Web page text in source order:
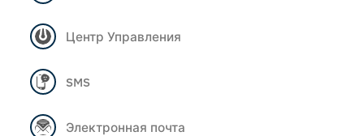
Центр Управления
SMS
Электронная почта